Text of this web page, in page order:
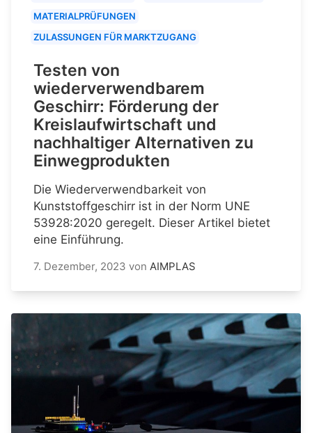
MATERIALPRÜFUNGEN
ZULASSUNGEN FÜR MARKTZUGANG
Testen von
wiederverwendbarem
Geschirr: Förderung der
Kreislaufwirtschaft und
nachhaltiger Alternativen zu
Einwegprodukten
Die Wiederverwendbarkeit von
Kunststoffgeschirr ist in der Norm UNE
53928:2020 geregelt. Dieser Artikel bietet
eine Einführung.
7. Dezember, 2023 von AIMPLAS